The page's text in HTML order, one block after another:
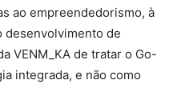
ao empreendedorismo, à
desenvolvimento de
VENM_KA de tratar o Go-
integrada, e não como